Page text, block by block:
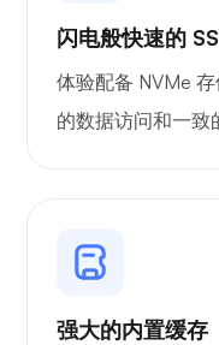
Plex
闪电般快速的
体验配备 NVMe
的数据访问和一致
强大的内置缓存